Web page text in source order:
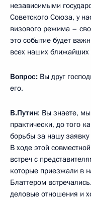
независимыми
Советского Союза, у
визового режима –
это событие будет
всех наших ближайших
Вопрос: Вы друг
его.
В.Путин: Вы знаете,
практически, до того
борьбы за нашу
В ходе этой
встреч с
которые приезжали в
Блаттером
деловые отношения и